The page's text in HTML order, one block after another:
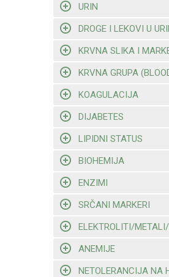
URIN
DROGE I LEKOVI U
KRVNA SLIKA I
KRVNA GRUPA
KOAGULACIJA
DIJABETES
LIPIDNI STATUS
BIOHEMIJA
ENZIMI
SRČANI MARKERI
ELEKTROLITI/
ANEMIJE
NETOLERANCIJA NA